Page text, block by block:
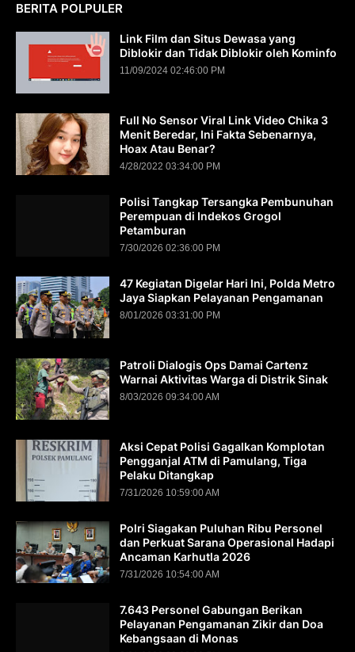
BERITA POLPULER
Link Film dan Situs Dewasa yang
Diblokir dan Tidak Diblokir oleh Kominfo
11/09/2024 02:46:00 PM
Full No Sensor Viral Link Video Chika 3
Menit Beredar, Ini Fakta Sebenarnya,
Hoax Atau Benar?
4/28/2022 03:34:00 PM
Polisi Tangkap Tersangka Pembunuhan
Perempuan di Indekos Grogol
Petamburan
7/30/2026 02:36:00 PM
47 Kegiatan Digelar Hari Ini, Polda Metro
Jaya Siapkan Pelayanan Pengamanan
8/01/2026 03:31:00 PM
Patroli Dialogis Ops Damai Cartenz
Warnai Aktivitas Warga di Distrik Sinak
8/03/2026 09:34:00 AM
Aksi Cepat Polisi Gagalkan Komplotan
Pengganjal ATM di Pamulang, Tiga
Pelaku Ditangkap
7/31/2026 10:59:00 AM
Polri Siagakan Puluhan Ribu Personel
dan Perkuat Sarana Operasional Hadapi
Ancaman Karhutla 2026
7/31/2026 10:54:00 AM
7.643 Personel Gabungan Berikan
Pelayanan Pengamanan Zikir dan Doa
Kebangsaan di Monas